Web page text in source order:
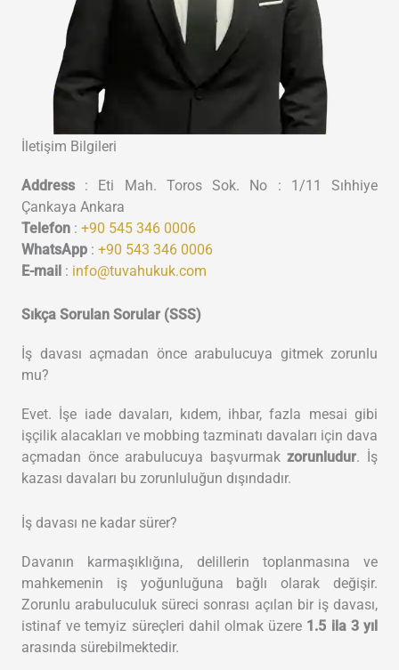
İletişim Bilgileri
Address : Eti Mah. Toros Sok. No : 1/11 Sıhhiye
Çankaya Ankara
Telefon : +90 545 346 0006
WhatsApp : +90 543 346 0006
E-mail : info@tuvahukuk.com​
Sıkça Sorulan Sorular (SSS)
İş davası açmadan önce arabulucuya gitmek zorunlu
mu?
Evet. İşe iade davaları, kıdem, ihbar, fazla mesai gibi
işçilik alacakları ve mobbing tazminatı davaları için dava
açmadan önce arabulucuya başvurmakzorunludur. İş
kazası davaları bu zorunluluğun dışındadır.
İş davası ne kadar sürer?
Davanın karmaşıklığına, delillerin toplanmasına ve
mahkemenin iş yoğunluğuna bağlı olarak değişir.
Zorunlu arabuluculuk süreci sonrası açılan bir iş davası,
istinaf ve temyiz süreçleri dahil olmak üzere 1.5 ila 3 yıl
arasında sürebilmektedir.